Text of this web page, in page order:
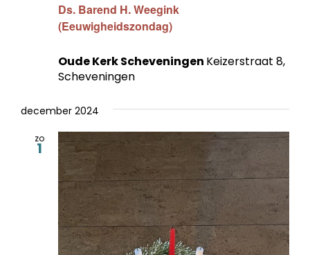
Ds. Barend H. Weegink
(Eeuwigheidszondag)
Oude Kerk Scheveningen Keizerstraat 8,
Scheveningen
december 2024
zo
1